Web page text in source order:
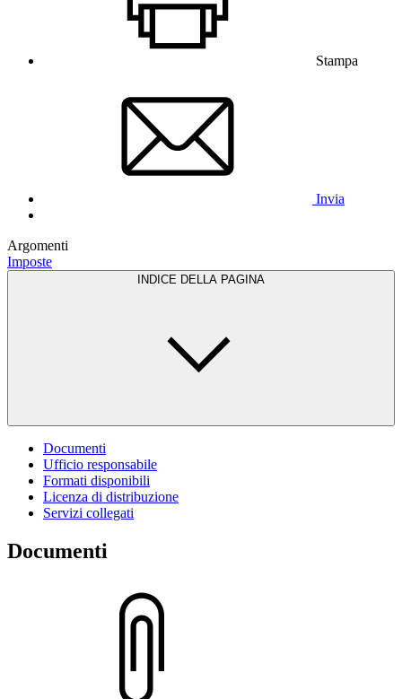
Stampa
Invia
Argomenti
Imposte
INDICE DELLA PAGINA
Documenti
Ufficio responsabile
Formati disponibili
Licenza di distribuzione
Servizi collegati
Documenti